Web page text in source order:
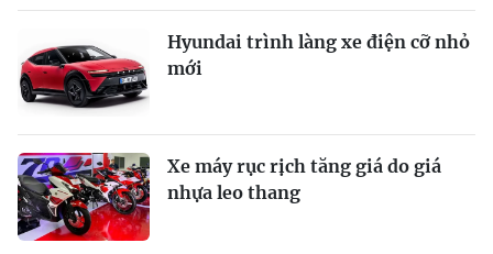
Hyundai trình làng xe điện cỡ nhỏ
mới
Xe máy rục rịch tăng giá do giá
nhựa leo thang